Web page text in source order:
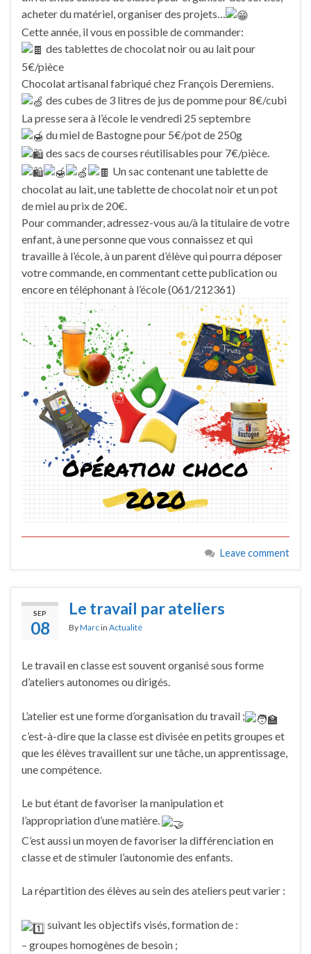
acheter du matériel, organiser des projets…
Cette année, il vous en possible de commander:
des tablettes de chocolat noir ou au lait pour
5€/pièce
Chocolat artisanal fabriqué chez François Deremiens.
des cubes de 3 litres de jus de pomme pour 8€/cubi
La presse sera à l’école le vendredi 25 septembre
du miel de Bastogne pour 5€/pot de 250g
des sacs de courses réutilisables pour 7€/pièce.
Un sac contenant une tablette de
chocolat au lait, une tablette de chocolat noir et un pot
de miel au prix de 20€.
Pour commander, adressez-vous au/à la titulaire de votre
enfant, à une personne que vous connaissez et qui
travaille à l’école, à un parent d’élève qui pourra déposer
votre commande, en commentant cette publication ou
encore en téléphonant à l’école (061/212361)
Leave comment
SEP
08
Le travail par ateliers
ByMarcin Actualité
Le travail en classe est souvent organisé sous forme
d’ateliers autonomes ou dirigés.
L’atelier est une forme d’organisation du travail ;
c’est-à-dire que la classe est divisée en petits groupes et
que les élèves travaillent sur une tâche, un apprentissage,
une compétence.
Le but étant de favoriser la manipulation et
l’appropriation d’une matière.
C’est aussi un moyen de favoriser la différenciation en
classe et de stimuler l’autonomie des enfants.
La répartition des élèves au sein des ateliers peut varier :
suivant les objectifs visés, formation de :
– groupes homogènes de besoin ;